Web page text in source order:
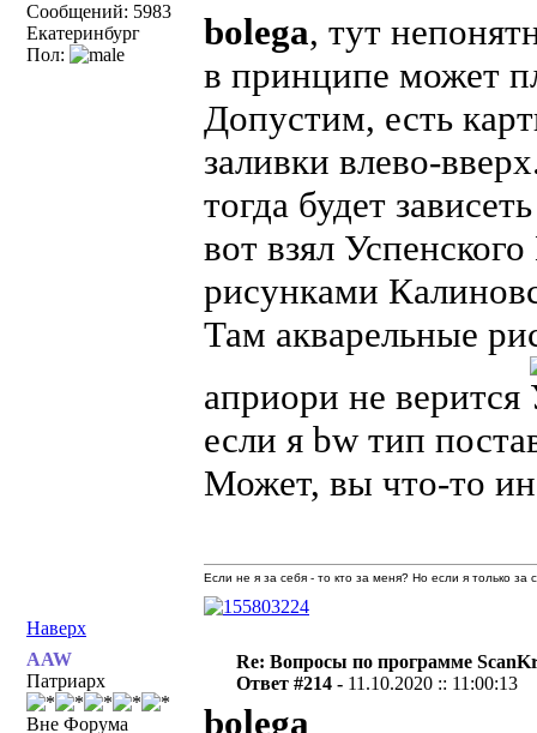
Сообщений: 5983
Екатеринбург
Пол:
bolega, тут
в принципе может
Допустим, есть
заливки влево-
тогда будет
вот взял
рисунками
Там акварельные
априори не верится
если я bw тип
Может, вы что-то
Наверх
Если не я за себя - то кто за меня? Но если я только
AAW
Патриарх
Вне Форума
Re: Вопросы по программе
Ответ #214 - 11.10.2020 :: 11:00:13
bolega